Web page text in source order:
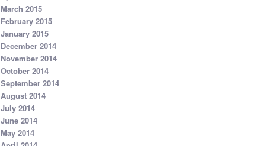
March 2015
February 2015
January 2015
December 2014
November 2014
October 2014
September 2014
August 2014
July 2014
June 2014
May 2014